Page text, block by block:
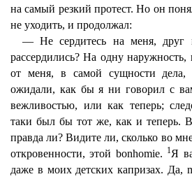
на самый резкий протест. Но он
не уходить, и продолжал:
— Не сердитесь на меня,
рассердились? На одну
от меня, в самой сущности дела,
ожидали, как бы я ни говорил с
вежливостью, или как теперь;
таки был бы тот же, как и теперь.
правда ли? Видите ли, сколько во
откровенности, этой bonhomie. 1Я
даже в моих детских капризах. Да,